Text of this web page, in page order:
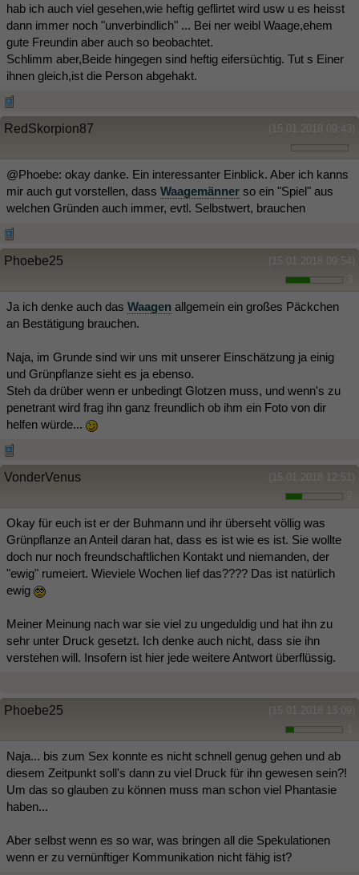
hab ich auch viel gesehen,wie heftig geflirtet wird usw u es heisst
dann immer noch "unverbindlich" ... Bei ner weibl Waage,ehem
gute Freundin aber auch so beobachtet.
Schlimm aber,Beide hingegen sind heftig eifersüchtig. Tut s Einer
ihnen gleich,ist die Person abgehakt.
(15.01.2018 09:43)
RedSkorpion87
@Phoebe: okay danke. Ein interessanter Einblick. Aber ich kanns
mir auch gut vorstellen, dass Waagemänner so ein "Spiel" aus
welchen Gründen auch immer, evtl. Selbstwert, brauchen
(15.01.2018 09:54)
Phoebe25
Ja ich denke auch das Waagen allgemein ein großes Päckchen
an Bestätigung brauchen.
Naja, im Grunde sind wir uns mit unserer Einschätzung ja einig
und Grünpflanze sieht es ja ebenso.
Steh da drüber wenn er unbedingt Glotzen muss, und wenn's zu
penetrant wird frag ihn ganz freundlich ob ihm ein Foto von dir
helfen würde...
(15.01.2018 12:51)
VonderVenus
Okay für euch ist er der Buhmann und ihr überseht völlig was
Grünpflanze an Anteil daran hat, dass es ist wie es ist. Sie wollte
doch nur noch freundschaftlichen Kontakt und niemanden, der
"ewig" rumeiert. Wieviele Wochen lief das???? Das ist natürlich
ewig
Meiner Meinung nach war sie viel zu ungeduldig und hat ihn zu
sehr unter Druck gesetzt. Ich denke auch nicht, dass sie ihn
verstehen will. Insofern ist hier jede weitere Antwort überflüssig.
(15.01.2018 13:09)
Phoebe25
Naja... bis zum Sex konnte es nicht schnell genug gehen und ab
diesem Zeitpunkt soll's dann zu viel Druck für ihn gewesen sein?!
Um das so glauben zu können muss man schon viel Phantasie
haben...
Aber selbst wenn es so war, was bringen all die Spekulationen
wenn er zu vernünftiger Kommunikation nicht fähig ist?